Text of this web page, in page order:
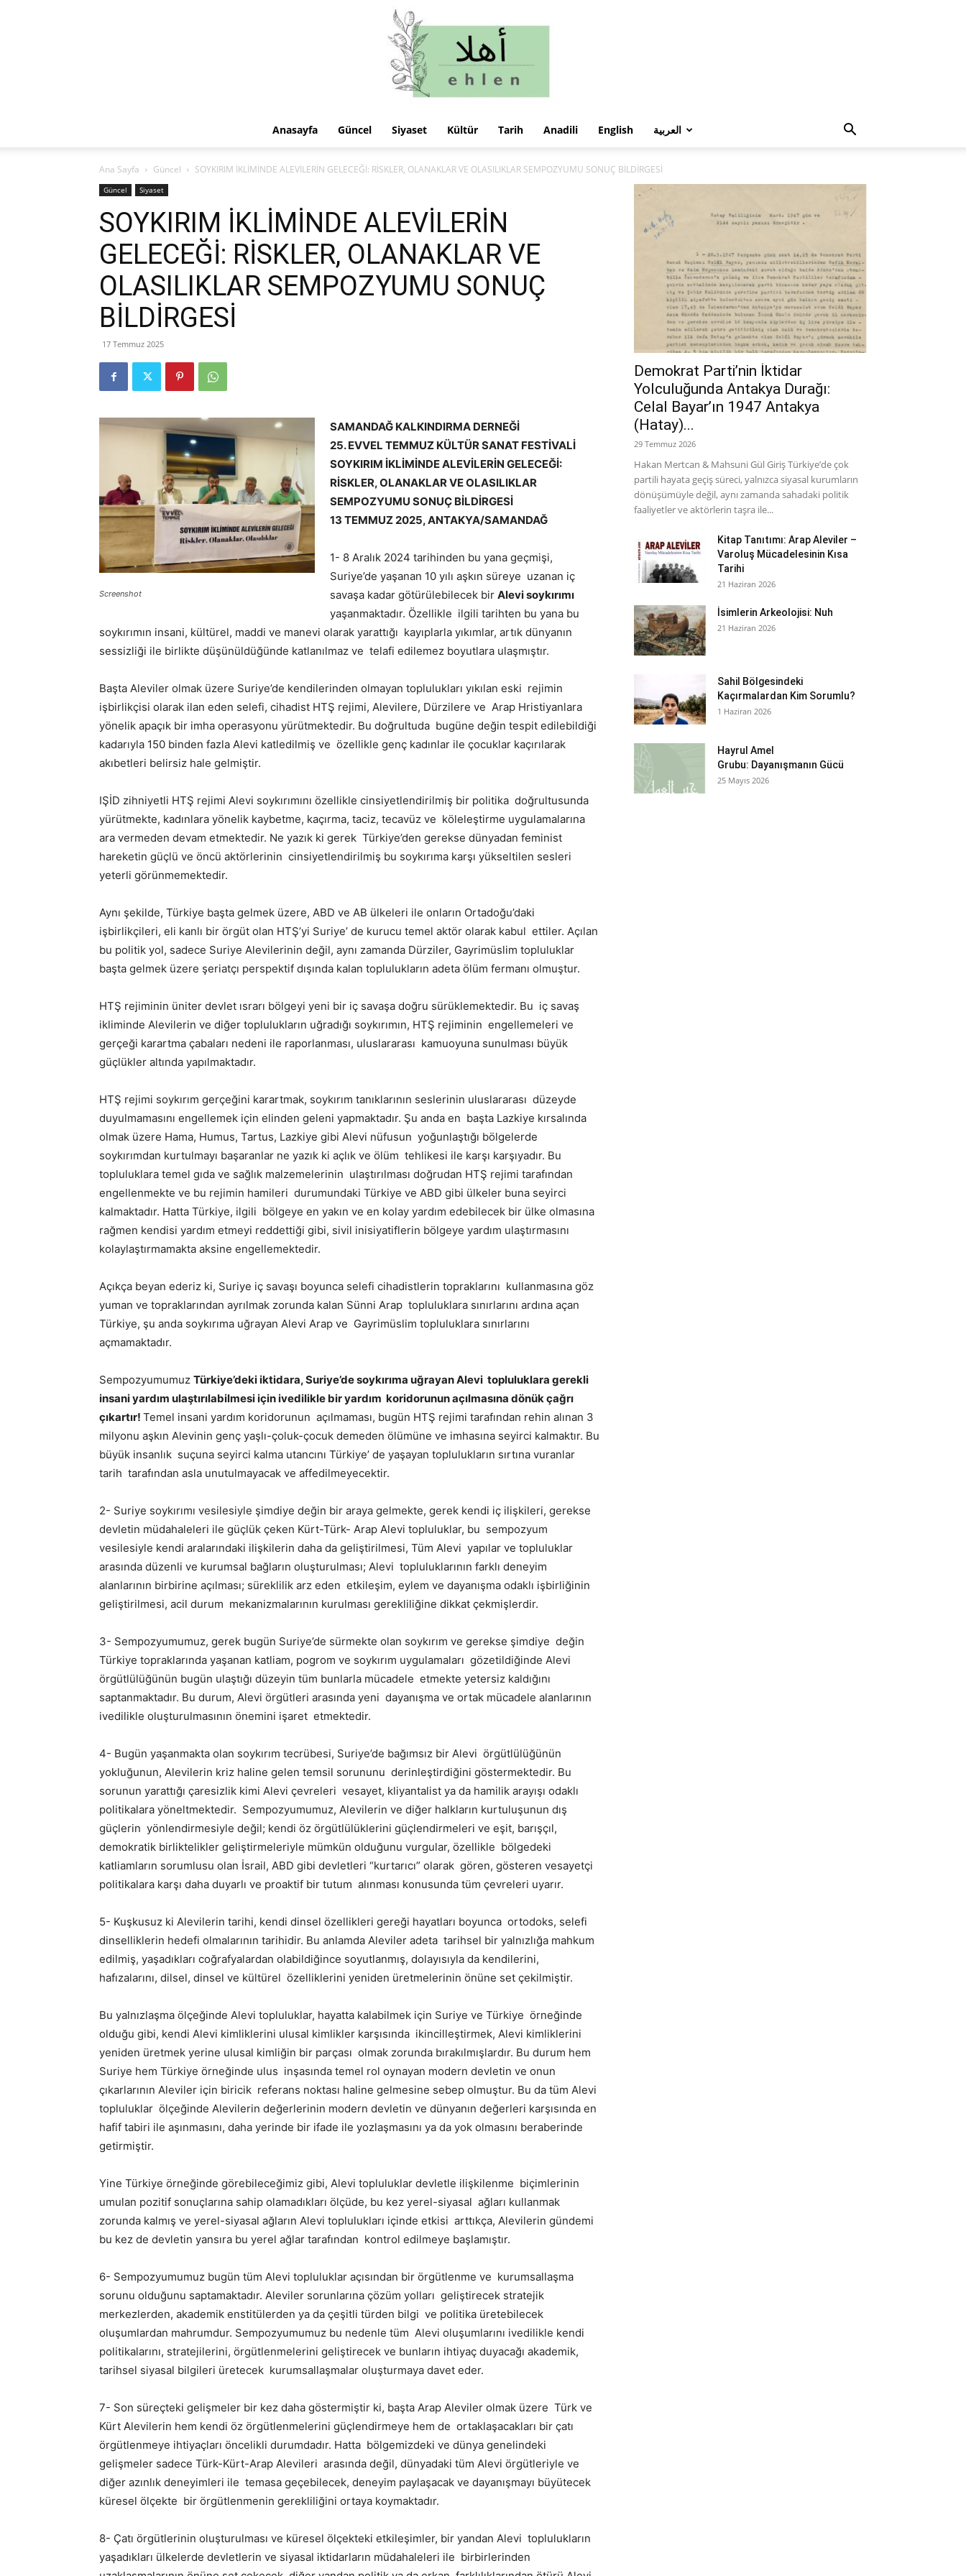
Anasayfa Güncel Siyaset Kültür Tarih Anadili English العربية
Ana Sayfa Güncel SOYKIRIM İKLİMİNDE ALEVİLERİN GELECEĞİ: RİSKLER, OLANAKLAR VE OLASILIKLAR SEMPOZYUMU SONUÇ BİLDİRGESİ
Güncel Siyaset
SOYKIRIM İKLİMİNDE ALEVİLERİN
GELECEĞİ: RİSKLER, OLANAKLAR VE
OLASILIKLAR SEMPOZYUMU SONUÇ
BİLDİRGESİ
17 Temmuz 2025
Screenshot
SAMANDAĞ KALKINDIRMA DERNEĞİ
25. EVVEL TEMMUZ KÜLTÜR SANAT FESTİVALİ
SOYKIRIM İKLİMİNDE ALEVİLERİN GELECEĞİ:
RİSKLER, OLANAKLAR VE OLASILIKLAR
SEMPOZYUMU SONUÇ BİLDİRGESİ
13 TEMMUZ 2025, ANTAKYA/SAMANDAĞ
1- 8 Aralık 2024 tarihinden bu yana geçmişi,
Suriye’de yaşanan 10 yılı aşkın süreye uzanan iç
savaşa kadar götürülebilecek bir Alevi soykırımı
yaşanmaktadır. Özellikle ilgili tarihten bu yana bu
soykırımın insani, kültürel, maddi ve manevi olarak yarattığı kayıplarla yıkımlar, artık dünyanın
sessizliği ile birlikte düşünüldüğünde katlanılmaz ve telafi edilemez boyutlara ulaşmıştır.
Başta Aleviler olmak üzere Suriye’de kendilerinden olmayan toplulukları yıkılan eski rejimin
işbirlikçisi olarak ilan eden selefi, cihadist HTŞ rejimi, Alevilere, Dürzilere ve Arap Hristiyanlara
yönelik apaçık bir imha operasyonu yürütmektedir. Bu doğrultuda bugüne değin tespit edilebildiği
kadarıyla 150 binden fazla Alevi katledilmiş ve özellikle genç kadınlar ile çocuklar kaçırılarak
akıbetleri belirsiz hale gelmiştir.
IŞİD zihniyetli HTŞ rejimi Alevi soykırımını özellikle cinsiyetlendirilmiş bir politika doğrultusunda
yürütmekte, kadınlara yönelik kaybetme, kaçırma, taciz, tecavüz ve köleleştirme uygulamalarına
ara vermeden devam etmektedir. Ne yazık ki gerek Türkiye’den gerekse dünyadan feminist
hareketin güçlü ve öncü aktörlerinin cinsiyetlendirilmiş bu soykırıma karşı yükseltilen sesleri
yeterli görünmemektedir.
Aynı şekilde, Türkiye başta gelmek üzere, ABD ve AB ülkeleri ile onların Ortadoğu’daki
işbirlikçileri, eli kanlı bir örgüt olan HTŞ’yi Suriye’ de kurucu temel aktör olarak kabul ettiler. Açılan
bu politik yol, sadece Suriye Alevilerinin değil, aynı zamanda Dürziler, Gayrimüslim topluluklar
başta gelmek üzere şeriatçı perspektif dışında kalan toplulukların adeta ölüm fermanı olmuştur.
HTŞ rejiminin üniter devlet ısrarı bölgeyi yeni bir iç savaşa doğru sürüklemektedir. Bu iç savaş
ikliminde Alevilerin ve diğer toplulukların uğradığı soykırımın, HTŞ rejiminin engellemeleri ve
gerçeği karartma çabaları nedeni ile raporlanması, uluslararası kamuoyuna sunulması büyük
güçlükler altında yapılmaktadır.
HTŞ rejimi soykırım gerçeğini karartmak, soykırım tanıklarının seslerinin uluslararası düzeyde
duyulmamasını engellemek için elinden geleni yapmaktadır. Şu anda en başta Lazkiye kırsalında
olmak üzere Hama, Humus, Tartus, Lazkiye gibi Alevi nüfusun yoğunlaştığı bölgelerde
soykırımdan kurtulmayı başaranlar ne yazık ki açlık ve ölüm tehlikesi ile karşı karşıyadır. Bu
topluluklara temel gıda ve sağlık malzemelerinin ulaştırılması doğrudan HTŞ rejimi tarafından
engellenmekte ve bu rejimin hamileri durumundaki Türkiye ve ABD gibi ülkeler buna seyirci
kalmaktadır. Hatta Türkiye, ilgili bölgeye en yakın ve en kolay yardım edebilecek bir ülke olmasına
rağmen kendisi yardım etmeyi reddettiği gibi, sivil inisiyatiflerin bölgeye yardım ulaştırmasını
kolaylaştırmamakta aksine engellemektedir.
Açıkça beyan ederiz ki, Suriye iç savaşı boyunca selefi cihadistlerin topraklarını kullanmasına göz
yuman ve topraklarından ayrılmak zorunda kalan Sünni Arap topluluklara sınırlarını ardına açan
Türkiye, şu anda soykırıma uğrayan Alevi Arap ve Gayrimüslim topluluklara sınırlarını
açmamaktadır.
Sempozyumumuz Türkiye’deki iktidara, Suriye’de soykırıma uğrayan Alevi topluluklara gerekli
insani yardım ulaştırılabilmesi için ivedilikle bir yardım koridorunun açılmasına dönük çağrı
çıkartır! Temel insani yardım koridorunun açılmaması, bugün HTŞ rejimi tarafından rehin alınan 3
milyonu aşkın Alevinin genç yaşlı-çoluk-çocuk demeden ölümüne ve imhasına seyirci kalmaktır. Bu
büyük insanlık suçuna seyirci kalma utancını Türkiye’ de yaşayan toplulukların sırtına vuranlar
tarih tarafından asla unutulmayacak ve affedilmeyecektir.
2- Suriye soykırımı vesilesiyle şimdiye değin bir araya gelmekte, gerek kendi iç ilişkileri, gerekse
devletin müdahaleleri ile güçlük çeken Kürt-Türk- Arap Alevi topluluklar, bu sempozyum
vesilesiyle kendi aralarındaki ilişkilerin daha da geliştirilmesi, Tüm Alevi yapılar ve topluluklar
arasında düzenli ve kurumsal bağların oluşturulması; Alevi topluluklarının farklı deneyim
alanlarının birbirine açılması; süreklilik arz eden etkileşim, eylem ve dayanışma odaklı işbirliğinin
geliştirilmesi, acil durum mekanizmalarının kurulması gerekliliğine dikkat çekmişlerdir.
3- Sempozyumumuz, gerek bugün Suriye’de sürmekte olan soykırım ve gerekse şimdiye değin
Türkiye topraklarında yaşanan katliam, pogrom ve soykırım uygulamaları gözetildiğinde Alevi
örgütlülüğünün bugün ulaştığı düzeyin tüm bunlarla mücadele etmekte yetersiz kaldığını
saptanmaktadır. Bu durum, Alevi örgütleri arasında yeni dayanışma ve ortak mücadele alanlarının
ivedilikle oluşturulmasının önemini işaret etmektedir.
4- Bugün yaşanmakta olan soykırım tecrübesi, Suriye’de bağımsız bir Alevi örgütlülüğünün
yokluğunun, Alevilerin kriz haline gelen temsil sorununu derinleştirdiğini göstermektedir. Bu
sorunun yarattığı çaresizlik kimi Alevi çevreleri vesayet, kliyantalist ya da hamilik arayışı odaklı
politikalara yöneltmektedir. Sempozyumumuz, Alevilerin ve diğer halkların kurtuluşunun dış
güçlerin yönlendirmesiyle değil; kendi öz örgütlülüklerini güçlendirmeleri ve eşit, barışçıl,
demokratik birliktelikler geliştirmeleriyle mümkün olduğunu vurgular, özellikle bölgedeki
katliamların sorumlusu olan İsrail, ABD gibi devletleri “kurtarıcı” olarak gören, gösteren vesayetçi
politikalara karşı daha duyarlı ve proaktif bir tutum alınması konusunda tüm çevreleri uyarır.
5- Kuşkusuz ki Alevilerin tarihi, kendi dinsel özellikleri gereği hayatları boyunca ortodoks, selefi
dinselliklerin hedefi olmalarının tarihidir. Bu anlamda Aleviler adeta tarihsel bir yalnızlığa mahkum
edilmiş, yaşadıkları coğrafyalardan olabildiğince soyutlanmış, dolayısıyla da kendilerini,
hafızalarını, dilsel, dinsel ve kültürel özelliklerini yeniden üretmelerinin önüne set çekilmiştir.
Bu yalnızlaşma ölçeğinde Alevi topluluklar, hayatta kalabilmek için Suriye ve Türkiye örneğinde
olduğu gibi, kendi Alevi kimliklerini ulusal kimlikler karşısında ikincilleştirmek, Alevi kimliklerini
yeniden üretmek yerine ulusal kimliğin bir parçası olmak zorunda bırakılmışlardır. Bu durum hem
Suriye hem Türkiye örneğinde ulus inşasında temel rol oynayan modern devletin ve onun
çıkarlarının Aleviler için biricik referans noktası haline gelmesine sebep olmuştur. Bu da tüm Alevi
topluluklar ölçeğinde Alevilerin değerlerinin modern devletin ve dünyanın değerleri karşısında en
hafif tabiri ile aşınmasını, daha yerinde bir ifade ile yozlaşmasını ya da yok olmasını beraberinde
getirmiştir.
Yine Türkiye örneğinde görebileceğimiz gibi, Alevi topluluklar devletle ilişkilenme biçimlerinin
umulan pozitif sonuçlarına sahip olamadıkları ölçüde, bu kez yerel-siyasal ağları kullanmak
zorunda kalmış ve yerel-siyasal ağların Alevi toplulukları içinde etkisi arttıkça, Alevilerin gündemi
bu kez de devletin yansıra bu yerel ağlar tarafından kontrol edilmeye başlamıştır.
6- Sempozyumumuz bugün tüm Alevi topluluklar açısından bir örgütlenme ve kurumsallaşma
sorunu olduğunu saptamaktadır. Aleviler sorunlarına çözüm yolları geliştirecek stratejik
merkezlerden, akademik enstitülerden ya da çeşitli türden bilgi ve politika üretebilecek
oluşumlardan mahrumdur. Sempozyumumuz bu nedenle tüm Alevi oluşumlarını ivedilikle kendi
politikalarını, stratejilerini, örgütlenmelerini geliştirecek ve bunların ihtiyaç duyacağı akademik,
tarihsel siyasal bilgileri üretecek kurumsallaşmalar oluşturmaya davet eder.
7- Son süreçteki gelişmeler bir kez daha göstermiştir ki, başta Arap Aleviler olmak üzere Türk ve
Kürt Alevilerin hem kendi öz örgütlenmelerini güçlendirmeye hem de ortaklaşacakları bir çatı
örgütlenmeye ihtiyaçları öncelikli durumdadır. Hatta bölgemizdeki ve dünya genelindeki
gelişmeler sadece Türk-Kürt-Arap Alevileri arasında değil, dünyadaki tüm Alevi örgütleriyle ve
diğer azınlık deneyimleri ile temasa geçebilecek, deneyim paylaşacak ve dayanışmayı büyütecek
küresel ölçekte bir örgütlenmenin gerekliliğini ortaya koymaktadır.
8- Çatı örgütlerinin oluşturulması ve küresel ölçekteki etkileşimler, bir yandan Alevi toplulukların
yaşadıkları ülkelerde devletlerin ve siyasal iktidarların müdahaleleri ile birbirlerinden
Demokrat Parti’nin İktidar
Yolculuğunda Antakya Durağı:
Celal Bayar’ın 1947 Antakya
(Hatay)...
29 Temmuz 2026
Hakan Mertcan & Mahsuni Gül Giriş Türkiye’de çok
partili hayata geçiş süreci, yalnızca siyasal kurumların
dönüşümüyle değil, aynı zamanda sahadaki politik
faaliyetler ve aktörlerin taşra ile...
Kitap Tanıtımı: Arap Aleviler –
Varoluş Mücadelesinin Kısa
Tarihi
21 Haziran 2026
İsimlerin Arkeolojisi: Nuh
21 Haziran 2026
Sahil Bölgesindeki
Kaçırmalardan Kim Sorumlu?
1 Haziran 2026
Hayrul Amel
Grubu: Dayanışmanın Gücü
25 Mayıs 2026